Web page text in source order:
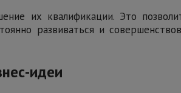
их квалификации. Это
развиваться и
идеи